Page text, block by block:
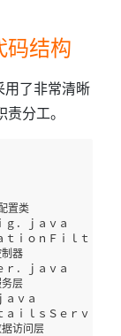
码结构
了非常清晰
分工。
类
．ｊａｖａ
ｏｎＦｉｌｔｅｒ
器
．ｊａｖａ
层
ｖａ
ｌｓＳｅｒｖｉｃｅ
问层